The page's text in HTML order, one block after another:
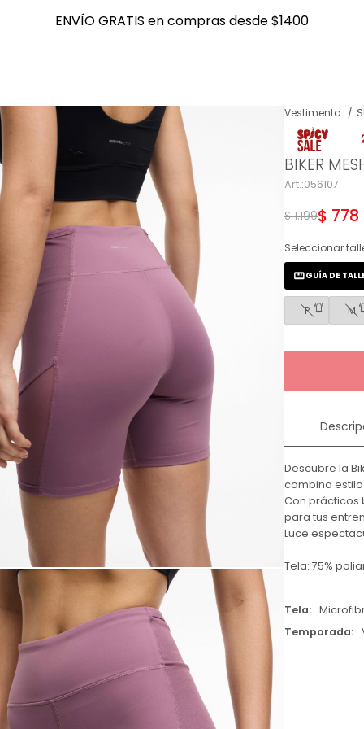
ENVÍO GRATIS en compras desde $1400
ENVÍO GRATIS en compras desde $1400
Vestimenta
BIKER
056107
$ 778
$ 1.199
Seleccionar
P M
GUÍA DE
Descubre la
combina
Con prácticos
para tus
Luce
Tela: 75%
Tela
Temporada